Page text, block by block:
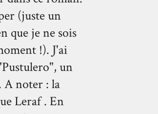
(juste un
que je ne sois
!). J'ai
un
A noter : la
Leraf . En